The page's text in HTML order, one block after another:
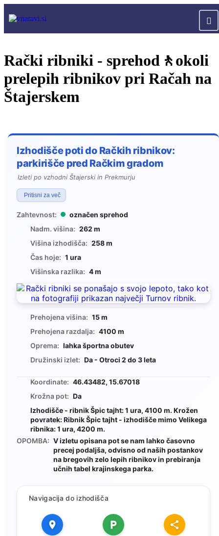
Rački ribniki - sprehod🚶okoli
prelepih ribnikov pri Račah na
Štajerskem
Izhodišče poti do Račkih ribnikov:
parkirišče pred Račkim gradom
Izleti po vzhodni Štajerski in Prekmurju
Pritisni za več
Zahtevnost:
označen sprehod
Nadm. višina: 262 m
Višina izhodišča: 258 m
Čas hoje: 1 ura
Višinska razlika: 4 m
Prehojena višina: 15 m
Prehojena razdalja: 4100 m
Oprema: lahka športna obutev
Družinski izlet: Da - Otroci 2 do 3 leta
Koordinate: 46.43482, 15.67018
Krožna pot: Da
Izhodišče - ribnik Špic tajht: 1 ura, 4100 m. Krožen
povratek: Ribnik Špic tajht - izhodišče mimo Velikega
ribnika: 1 ura, 4200 m.
OPOMBA: V izletu opisana pot se nam lahko časovno
precej podaljša, odvisno od naših postankov
na bregovih zelo lepih ribnikov in prebiranja
učnih tabel krajinskega parka.
Navigacija do izhodišča